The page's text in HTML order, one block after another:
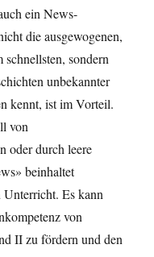
ein News-
die ausgewogenen,
sondern
unbekannter
kennt, ist im Vorteil.
von
oder durch leere
beinhaltet
Es kann
von
II zu fördern und den